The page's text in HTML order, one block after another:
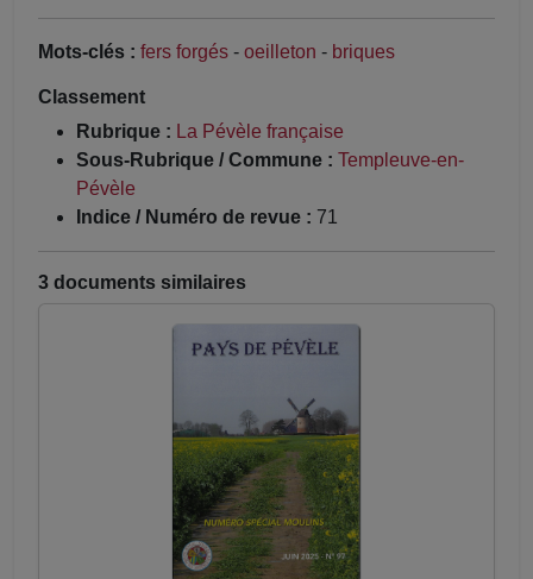
Mots-clés : fers forgés - oeilleton - briques
Classement
Rubrique : La Pévèle française
Sous-Rubrique / Commune : Templeuve-en-
Pévèle
Indice / Numéro de revue : 71
3 documents similaires